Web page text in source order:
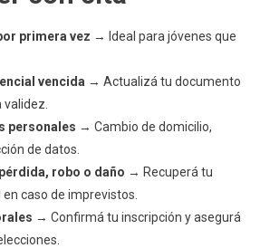
primera vez → Ideal para jóvenes que
vencida → Actualizá tu documento
personales → Cambio de domicilio,
de datos.
robo o daño → Recuperá tu
caso de imprevistos.
→ Confirmá tu inscripción y asegurá